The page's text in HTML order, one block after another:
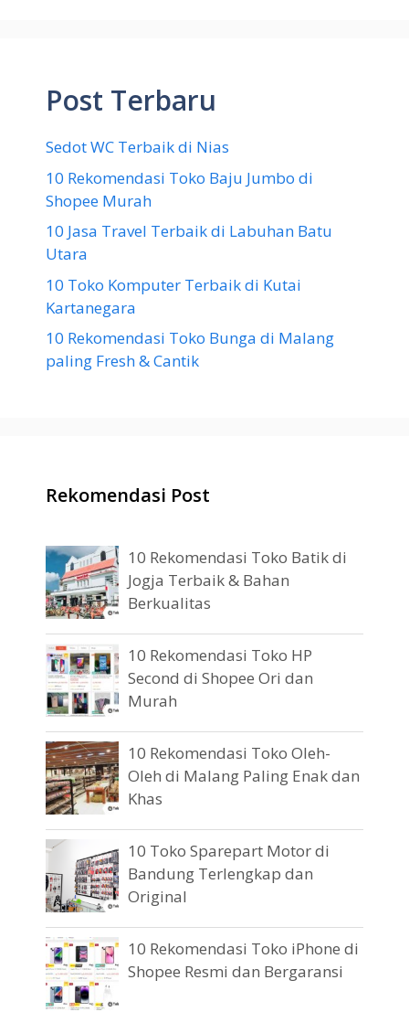
Post Terbaru
Sedot WC Terbaik di Nias
10 Rekomendasi Toko Baju Jumbo di
Shopee Murah
10 Jasa Travel Terbaik di Labuhan Batu
Utara
10 Toko Komputer Terbaik di Kutai
Kartanegara
10 Rekomendasi Toko Bunga di Malang
paling Fresh & Cantik
Rekomendasi Post
10 Rekomendasi Toko Batik di
Jogja Terbaik & Bahan
Berkualitas
10 Rekomendasi Toko HP
Second di Shopee Ori dan
Murah
10 Rekomendasi Toko Oleh-
Oleh di Malang Paling Enak dan
Khas
10 Toko Sparepart Motor di
Bandung Terlengkap dan
Original
10 Rekomendasi Toko iPhone di
Shopee Resmi dan Bergaransi